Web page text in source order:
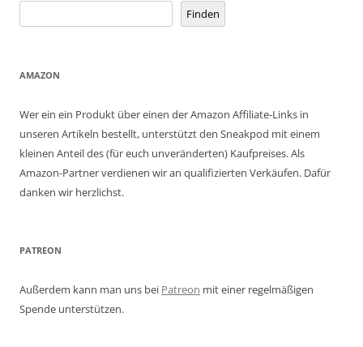
Finden
AMAZON
Wer ein ein Produkt über einen der Amazon Affiliate-Links in
unseren Artikeln bestellt, unterstützt den Sneakpod mit einem
kleinen Anteil des (für euch unveränderten) Kaufpreises. Als
Amazon-Partner verdienen wir an qualifizierten Verkäufen. Dafür
danken wir herzlichst.
PATREON
Außerdem kann man uns bei Patreon mit einer regelmäßigen
Spende unterstützen.